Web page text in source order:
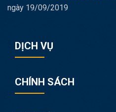
ngày 19/09/2019
DỊCH VỤ
CHÍNH SÁCH